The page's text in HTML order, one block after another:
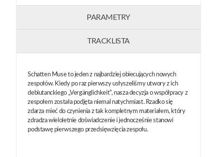
PARAMETRY
TRACKLISTA
Schatten Muse to jeden z najbardziej obiecujących nowych
zespołów. Kiedy po raz pierwszy usłyszeliśmy utwory z ich
debiutanckiego „Vergänglichkeit”, nasza decyzja o współpracy z
zespołem została podjęta niemal natychmiast. Rzadko się
zdarza mieć do czynienia z tak kompletnym materiałem, który
zdradza wieloletnie doświadczenie i jednocześnie stanowi
podstawę pierwszego przedsięwzięcia zespołu.